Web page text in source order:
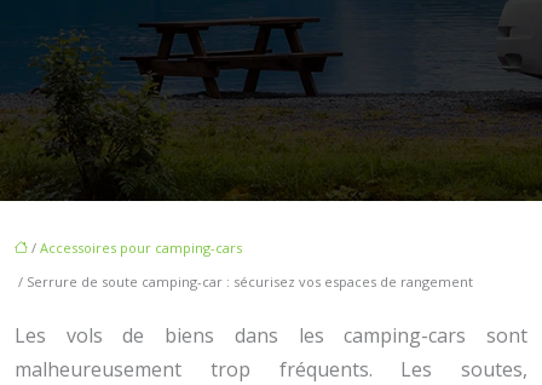
/ Accessoires pour camping-cars
/ Serrure de soute camping-car : sécurisez vos espaces de rangement
Les vols de biens dans les camping-cars sont
malheureusement trop fréquents. Les soutes,